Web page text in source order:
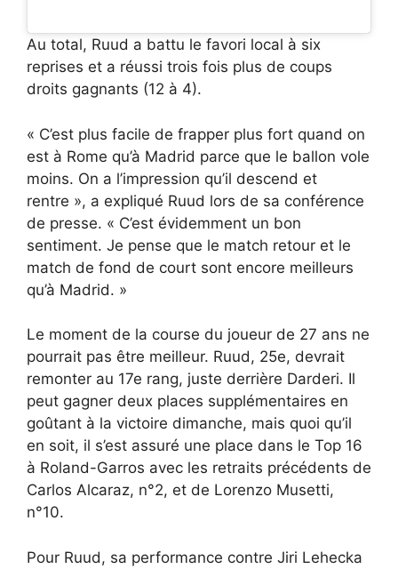
Au total, Ruud a battu le favori local à six
reprises et a réussi trois fois plus de coups
droits gagnants (12 à 4).
« C’est plus facile de frapper plus fort quand on
est à Rome qu’à Madrid parce que le ballon vole
moins. On a l’impression qu’il descend et
rentre », a expliqué Ruud lors de sa conférence
de presse. « C’est évidemment un bon
sentiment. Je pense que le match retour et le
match de fond de court sont encore meilleurs
qu’à Madrid. »
Le moment de la course du joueur de 27 ans ne
pourrait pas être meilleur. Ruud, 25e, devrait
remonter au 17e rang, juste derrière Darderi. Il
peut gagner deux places supplémentaires en
goûtant à la victoire dimanche, mais quoi qu’il
en soit, il s’est assuré une place dans le Top 16
à Roland-Garros avec les retraits précédents de
Carlos Alcaraz, n°2, et de Lorenzo Musetti,
n°10.
Pour Ruud, sa performance contre Jiri Lehecka